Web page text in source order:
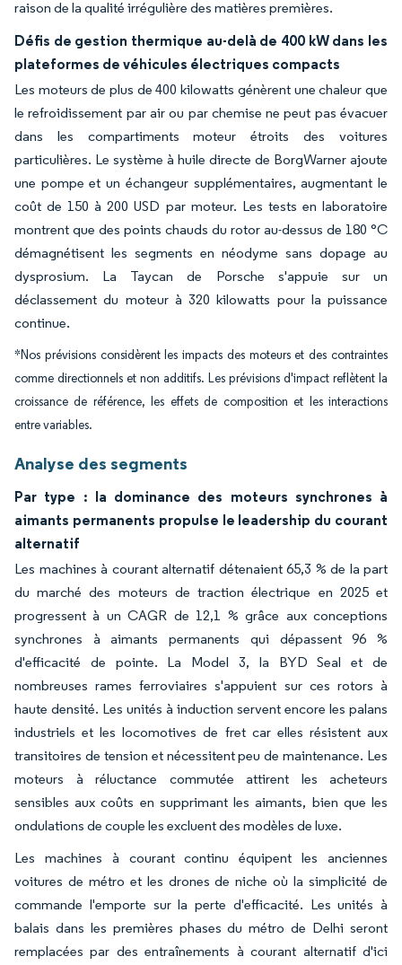
raison de la qualité irrégulière des matières premières.
Défis de gestion thermique au-delà de 400 kW dans les
plateformes de véhicules électriques compacts
Les moteurs de plus de 400 kilowatts génèrent une chaleur que
le refroidissement par air ou par chemise ne peut pas évacuer
dans les compartiments moteur étroits des voitures
particulières. Le système à huile directe de BorgWarner ajoute
une pompe et un échangeur supplémentaires, augmentant le
coût de 150 à 200 USD par moteur. Les tests en laboratoire
montrent que des points chauds du rotor au-dessus de 180 °C
démagnétisent les segments en néodyme sans dopage au
dysprosium. La Taycan de Porsche s'appuie sur un
déclassement du moteur à 320 kilowatts pour la puissance
continue.
*Nos prévisions considèrent les impacts des moteurs et des contraintes
comme directionnels et non additifs. Les prévisions d'impact reflètent la
croissance de référence, les effets de composition et les interactions
entre variables.
Analyse des segments
Par type : la dominance des moteurs synchrones à
aimants permanents propulse le leadership du courant
alternatif
Les machines à courant alternatif détenaient 65,3 % de la part
du marché des moteurs de traction électrique en 2025 et
progressent à un CAGR de 12,1 % grâce aux conceptions
synchrones à aimants permanents qui dépassent 96 %
d'efficacité de pointe. La Model 3, la BYD Seal et de
nombreuses rames ferroviaires s'appuient sur ces rotors à
haute densité. Les unités à induction servent encore les palans
industriels et les locomotives de fret car elles résistent aux
transitoires de tension et nécessitent peu de maintenance. Les
moteurs à réluctance commutée attirent les acheteurs
sensibles aux coûts en supprimant les aimants, bien que les
ondulations de couple les excluent des modèles de luxe.
Les machines à courant continu équipent les anciennes
voitures de métro et les drones de niche où la simplicité de
commande l'emporte sur la perte d'efficacité. Les unités à
balais dans les premières phases du métro de Delhi seront
remplacées par des entraînements à courant alternatif d'ici